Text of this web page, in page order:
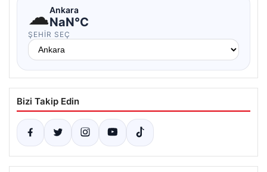
☁Ankara
NaN°C
ŞEHIR SEÇ
Bizi Takip Edin